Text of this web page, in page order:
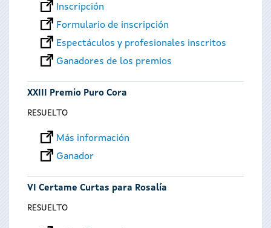
Inscripción
Formulario de inscripción
Espectáculos y profesionales inscritos
Ganadores de los premios
XXIII Premio Puro Cora
RESUELTO
Más información
Ganador
VI Certame Curtas para Rosalía
RESUELTO